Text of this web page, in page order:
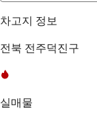
차고지 정보
전북 전주덕진구
실매물